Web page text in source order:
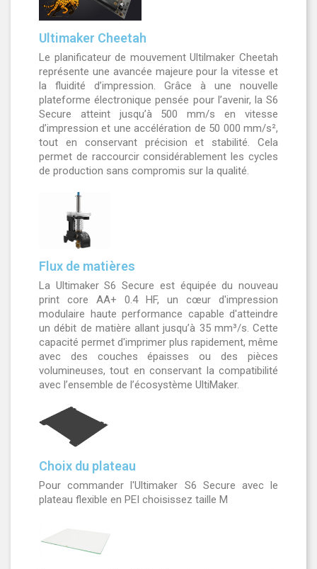
Ultimaker Cheetah
Le planificateur de mouvement Ultilmaker Cheetah
représente une avancée majeure pour la vitesse et
la fluidité d’impression. Grâce à une nouvelle
plateforme électronique pensée pour l’avenir, la S6
Secure atteint jusqu’à 500 mm/s en vitesse
d’impression et une accélération de 50 000 mm/s²,
tout en conservant précision et stabilité. Cela
permet de raccourcir considérablement les cycles
de production sans compromis sur la qualité.
Flux de matières
La Ultimaker S6 Secure est équipée du nouveau
print core AA+ 0.4 HF, un cœur d'impression
modulaire haute performance capable d'atteindre
un débit de matière allant jusqu’à 35 mm³/s. Cette
capacité permet d'imprimer plus rapidement, même
avec des couches épaisses ou des pièces
volumineuses, tout en conservant la compatibilité
avec l’ensemble de l’écosystème UltiMaker.
Choix du plateau
Pour commander l'Ultimaker S6 Secure avec le
plateau flexible en PEI choisissez taille M